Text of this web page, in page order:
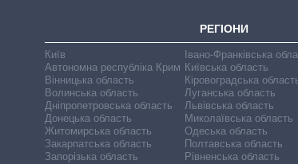
РЕГІОНИ
Київ
Автономна республіка Крим
Вінницька область
Волинська область
Дніпропетровська область
Донецька область
Житомирська область
Закарпатська область
Запорізька область
Івано-Франківська
Київська область
Кіровоградська
Луганська область
Львівська область
Миколаївська область
Одеська область
Полтавська область
Рівненська область